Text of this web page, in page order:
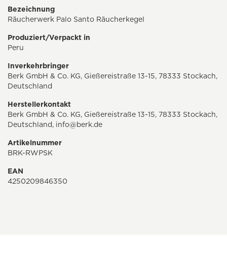
Bezeichnung
Räucherwerk Palo Santo Räucherkegel
Produziert/Verpackt in
Peru
Inverkehrbringer
Berk GmbH & Co. KG, Gießereistraße 13-15, 78333 Stockach,
Deutschland
Herstellerkontakt
Berk GmbH & Co. KG, Gießereistraße 13-15, 78333 Stockach,
Deutschland, info@berk.de
Artikelnummer
BRK-RWPSK
EAN
4250209846350